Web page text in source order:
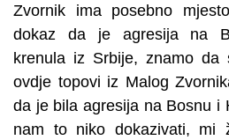
Zvornik ima posebno
dokaz da je agresija na
krenula iz Srbije, znamo da
ovdje topovi iz Malog
da je bila agresija na Bosnu i
nam to niko dokazivati, mi